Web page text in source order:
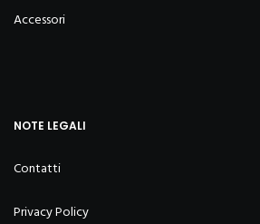
Accessori
NOTE LEGALI
Contatti
Privacy Policy